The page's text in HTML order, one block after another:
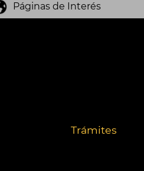
Páginas de Interés
Trámites